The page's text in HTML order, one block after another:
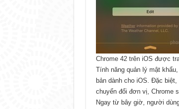
Chrome 42 trên iOS được
Tính năng quản lý mật
bản dành cho iOS. Đặc
chuyển đổi đơn vị, Chrome
Ngay từ bây giờ, người